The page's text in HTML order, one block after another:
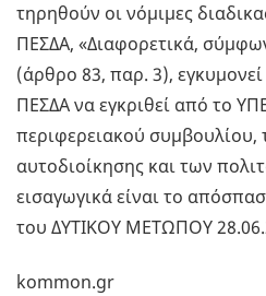
τηρηθούν οι νόμιμες
ΠΕΣΔΑ, «Διαφορετικά,
(άρθρο 83, παρ. 3),
ΠΕΣΔΑ να εγκριθεί από το
περιφερειακού συμβουλίου,
αυτοδιοίκησης και των
εισαγωγικά είναι το
του ΔΥΤΙΚΟΥ ΜΕΤΩΠΟΥ
kommon.gr